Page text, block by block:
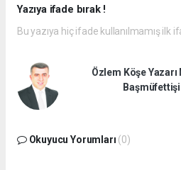
Yazıya ifade bırak !
Bu yazıya hiç ifade kullanılmamış ilk
Özlem Köşe Yazarı
Başmüfettişi
Okuyucu Yorumları (0)